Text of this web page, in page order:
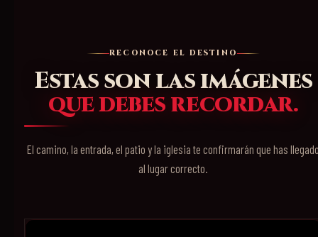
RECONOCE EL DESTINO
Estas son las imágenes
que debes recordar.
El camino, la entrada, el patio y la iglesia te confirmarán que has
al lugar correcto.